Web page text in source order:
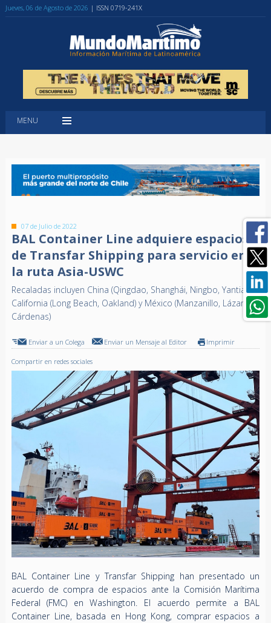
Jueves, 06 de Agosto de 2026 | ISSN 0719-241X
MENU
07 de Julio de 2022
BAL Container Line adquiere espacios
de Transfar Shipping para servicio en
la ruta Asia-USWC
Recaladas incluyen China (Qingdao, Shanghái, Ningbo, Yantian),
California (Long Beach, Oakland) y México (Manzanillo, Lázaro
Cárdenas)
Enviar a un Colega Enviar un Mensaje al Editor Imprimir
Compartir en redes sociales
BAL Container Line y Transfar Shipping han presentado un
acuerdo de compra de espacios ante la Comisión Marítima
Federal (FMC) en Washington. El acuerdo permite a BAL
Container Line, basada en Hong Kong, comprar espacios a